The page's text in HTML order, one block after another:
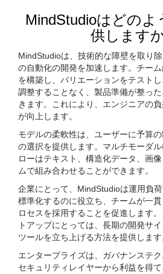
MindStudioはどのよ
供します
MindStudioは、技術的な障壁を取り
の自動化の開発を加速します。チー
を構築し、バリエーションをテスト
調整することなく、製品準備が整っ
きます。これにより、エンジニアの
が向上します。
モデルの柔軟性は、ユーザーに予算
の選択を提供します。マルチモーダ
ローはテキスト、構造化データ、画
ムで組み合わせることができます。
企業にとって、MindStudioは運用負
標準化するのに役立ち、チームが一
ロセスを採用することを促進します
トアップにとっては、長期の開発サ
ツールを立ち上げる方法を提供します
エンタープライズは、ガバナンステク
セキュリティレイヤーから利益を得